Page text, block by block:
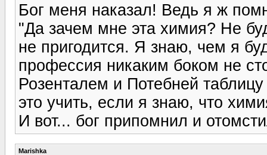
Бог меня наказал! Ведь я ж
"Да зачем мне эта химия? Не
не пригодится. Я знаю, чем я
профессия никаким боком не
Розенталем и Потебней
это учить, если я знаю, что
И вот... бог припомнил и
Marishka